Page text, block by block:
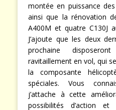
montée en puissance
ainsi que la rénovation
A400M et quatre C130J
J’ajoute que les deux
prochaine
ravitaillement en vol, qui
la composante
spéciales. Vous
j’attache à cette
possibilités d’action